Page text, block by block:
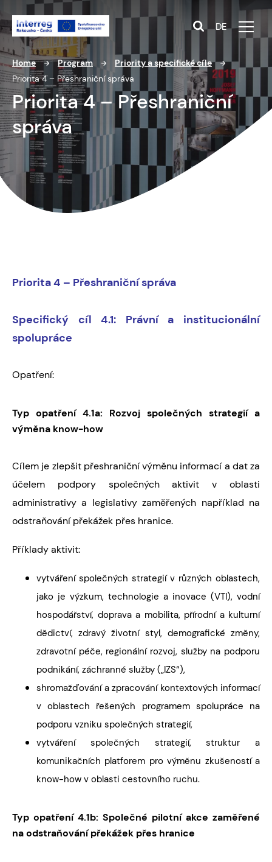
DE
Home Program
Priority a specifické cíle
Priorita 4 – Přeshraniční správa
Priorita 4 – Přeshraniční
správa
Priorita 4 – Přeshraniční správa
Specifický cíl 4.1: Právní a institucionální
spolupráce
Opatření:
Typ opatření 4.1a: Rozvoj společných strategií a
výměna know-how
Cílem je zlepšit přeshraniční výměnu informací a dat za
účelem podpory společných aktivit v oblasti
administrativy a legislativy zaměřených například na
odstraňování překážek přes hranice.
Příklady aktivit:
vytváření společných strategií v různých oblastech,
jako je výzkum, technologie a inovace (VTI), vodní
hospodářství, doprava a mobilita, přírodní a kulturní
dědictví, zdravý životní styl, demografické změny,
zdravotní péče, regionální rozvoj, služby na podporu
podnikání, záchranné služby („IZS“),
shromažďování a zpracování kontextových informací
v oblastech řešených programem spolupráce na
podporu vzniku společných strategií,
vytváření společných strategií, struktur a
komunikačních platforem pro výměnu zkušeností a
know-how v oblasti cestovního ruchu.
Typ opatření 4.1b: Společné pilotní akce zaměřené
na odstraňování překážek přes hranice